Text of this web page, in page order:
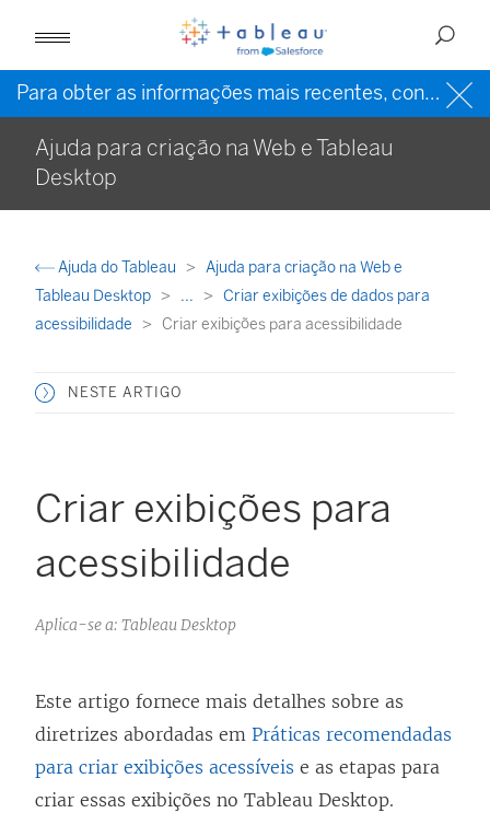
Para obter as informações mais recentes, consulte a
Ajuda para criação na Web e Tableau
Desktop
Ajuda do Tableau
Ajuda para criação na Web e
Tableau Desktop
...
Criar exibições de dados para
acessibilidade
Criar exibições para acessibilidade
NESTE ARTIGO
Criar exibições para
acessibilidade
Aplica-se a: Tableau Desktop
Este artigo fornece mais detalhes sobre as
diretrizes abordadas em Práticas recomendadas
para criar exibições acessíveis e as etapas para
criar essas exibições no Tableau Desktop.